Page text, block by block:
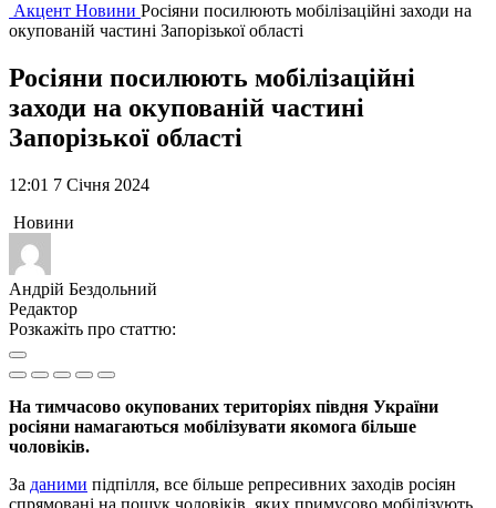
Акцент Новини Росіяни посилюють мобілізаційні заходи на
окупованій частині Запорізької області
Росіяни посилюють мобілізаційні
заходи на окупованій частині
Запорізької області
12:01 7 Січня 2024
Новини
Андрій Бездольний
Редактор
Розкажіть про статтю:
На тимчасово окупованих територіях півдня України
росіяни намагаються мобілізувати якомога більше
чоловіків.
За даними підпілля, все більше репресивних заходів росіян
спрямовані на пошук чоловіків, яких примусово мобілізують